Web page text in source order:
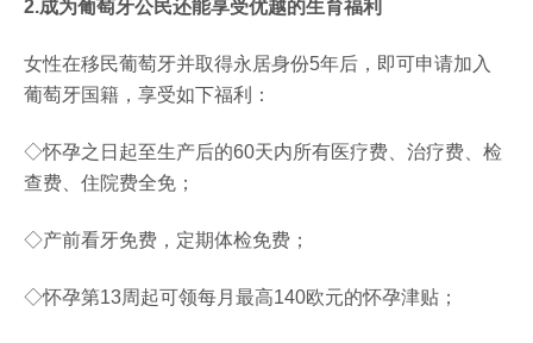
2.成为葡萄牙公民还能享受优越的生育福利
女性在移民葡萄牙并取得永居身份5年后，即可申请加入
葡萄牙国籍，享受如下福利：
◇怀孕之日起至生产后的60天内所有医疗费、治疗费、检
查费、住院费全免；
◇产前看牙免费，定期体检免费；
◇怀孕第13周起可领每月最高140欧元的怀孕津贴；